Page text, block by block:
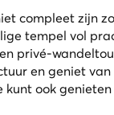
compleet zijn
tempel vol
privé-
en geniet van
ook